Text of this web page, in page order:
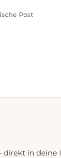
Post
direkt in deine